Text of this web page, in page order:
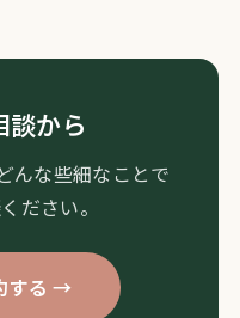
談から
んな些細なことで
ださい。
する →